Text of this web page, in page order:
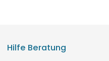
Hilfe Beratung